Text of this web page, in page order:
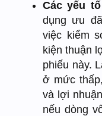
Các yếu
dụng ưu
việc kiểm
kiện thuận
phiếu này.
ở mức
và lợi
nếu dòng